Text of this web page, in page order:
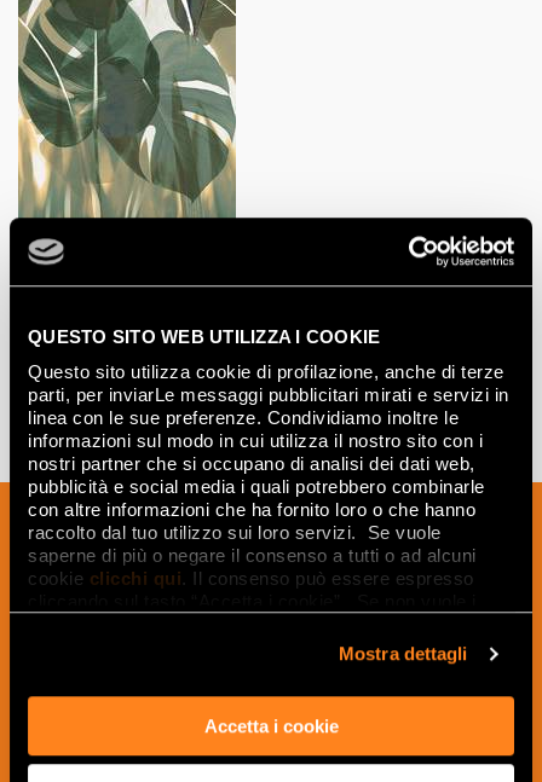
QUESTO SITO WEB UTILIZZA I COOKIE
Questo sito utilizza cookie di profilazione, anche di terze
parti, per inviarLe messaggi pubblicitari mirati e servizi in
linea con le sue preferenze. Condividiamo inoltre le
informazioni sul modo in cui utilizza il nostro sito con i
nostri partner che si occupano di analisi dei dati web,
pubblicità e social media i quali potrebbero combinarle
con altre informazioni che ha fornito loro o che hanno
raccolto dal tuo utilizzo sui loro servizi. Se vuole
saperne di più o negare il consenso a tutti o ad alcuni
cookie clicchi qui. Il consenso può essere espresso
Mostra dettagli
Accetta i cookie
TROPICAL GREEN
Melden Sie sich für unseren Newsletter
an, um Neuigkeiten, Aktualisierungen
und kreative Ideen aus der Welt der
Keramik und des Interior Designs zu
JETZT ABONNIEREN